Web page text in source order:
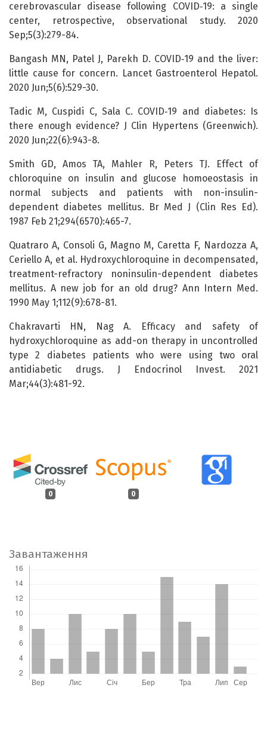
0 0
cerebrovascular disease following COVID‑19: a single
center, retrospective, observational study. 2020
Sep;5(3):279-84.
Bangash MN, Patel J, Parekh D. COVID‑19 and the liver:
little cause for concern. Lancet Gastroenterol Hepatol.
2020 Jun;5(6):529-30.
Tadic M, Cuspidi C, Sala C. COVID‑19 and diabetes: Is
there enough evidence? J Clin Hypertens (Greenwich).
2020 Jun;22(6):943-8.
Smith GD, Amos TA, Mahler R, Peters TJ. Effect of
chloroquine on insulin and glucose homoeostasis in
normal subjects and patients with non-insulin-
dependent diabetes mellitus. Br Med J (Clin Res Ed).
1987 Feb 21;294(6570):465-7.
Quatraro A, Consoli G, Magno M, Caretta F, Nardozza A,
Ceriello A, et al. Hydroxychloroquine in decompensated,
treatment-refractory noninsulin-dependent diabetes
mellitus. A new job for an old drug? Ann Intern Med.
1990 May 1;112(9):678-81.
Chakravarti HN, Nag A. Efficacy and safety of
hydroxychloroquine as add-on therapy in uncontrolled
type 2 diabetes patients who were using two oral
antidiabetic drugs. J Endocrinol Invest. 2021
Mar;44(3):481-92.
Завантаження